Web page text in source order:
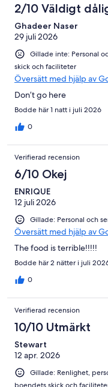
2/10 Väldigt
Ghadeer Naser
29 juli 2026
Gillade inte: Personal
skick och faciliteter
Översätt med hjälp av
Don’t go here
Bodde här 1 natt i juli 2026
0
Verifierad recension
6/10 Okej
ENRIQUE
12 juli 2026
Gillade: Personal och
Översätt med hjälp av
The food is terrible!!!!!
Bodde här 2 nätter i juli
0
Verifierad recension
10/10 Utmärkt
Stewart
12 apr. 2026
Gillade: Renlighet,